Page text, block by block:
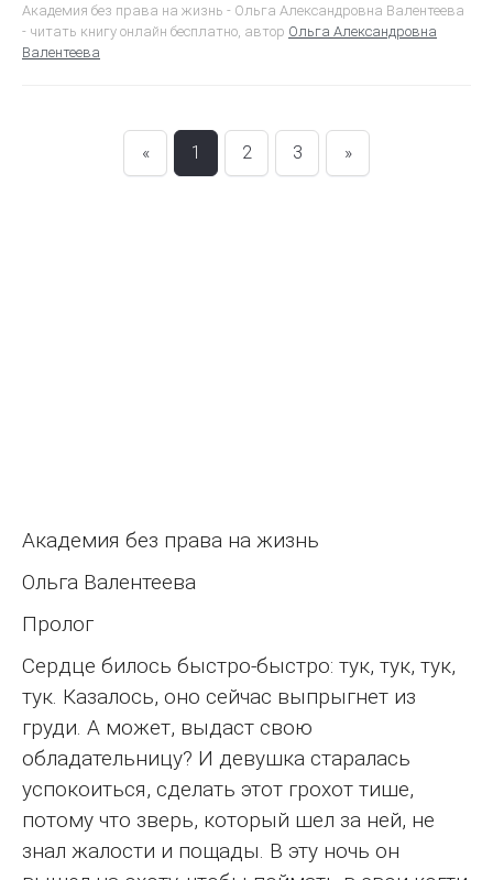
Академия без права на жизнь - Ольга Александровна Валентеева
- читать книгу онлайн бесплатно, автор Ольга Александровна
Валентеева
« 1 2 3 »
Академия без права на жизнь
Ольга Валентеева
Пролог
Сердце билось быстро-быстро: тук, тук, тук,
тук. Казалось, оно сейчас выпрыгнет из
груди. А может, выдаст свою
обладательницу? И девушка старалась
успокоиться, сделать этот грохот тише,
потому что зверь, который шел за ней, не
знал жалости и пощады. В эту ночь он